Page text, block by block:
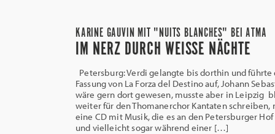
KARINE GAUVIN MIT "NUITS BLANCHES" BEI ATMA
IM NERZ DURCH WEISSE NÄCHTE
Petersburg: Verdi gelangte bis dorthin und führte
Fassung von La Forza del Destino auf, Johann
wäre gern dort gewesen, musste aber in Leipzig
weiter für den Thomanerchor Kantaten schreiben,
eine CD mit Musik, die es an den Petersburger
und vielleicht sogar während einer […]